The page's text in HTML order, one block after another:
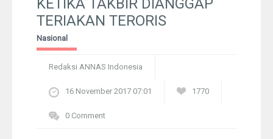
KETIKA TAKBIR DIANGGAP
TERIAKAN TERORIS
Nasional
Redaksi ANNAS Indonesia
16 November 2017 07:01 1770
0 Comment